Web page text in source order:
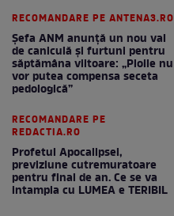
RECOMANDARE PE ANTENA3.RO
Șefa ANM anunță un nou val
de caniculă și furtuni pentru
săptămâna viitoare: „Ploile nu
vor putea compensa seceta
pedologică”
RECOMANDARE PE
REDACTIA.RO
Profetul Apocalipsei,
previziune cutremuratoare
pentru final de an. Ce se va
intampla cu LUMEA e TERIBIL